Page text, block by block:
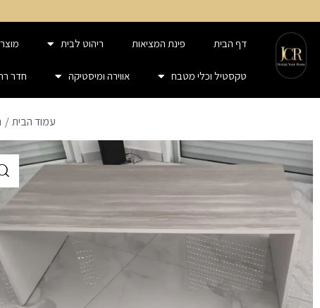
דף הבית פינת המציאות ריהוט לבית
טקסטיל וכלי מטבח אווירה ומיסטיקה חדר
עמוד הבית